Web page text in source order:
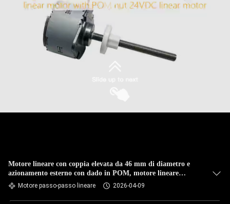
Motore lineare con coppia elevata da 46 mm di diametro e
azionamento esterno con dado in POM, motore lineare
24VDC
Motore passo-passo lineare 2026-04-09